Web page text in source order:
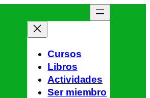
Cursos
Libros
Actividades
Ser miembro